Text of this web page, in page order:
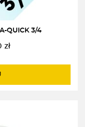
QUICK 3/4
zł